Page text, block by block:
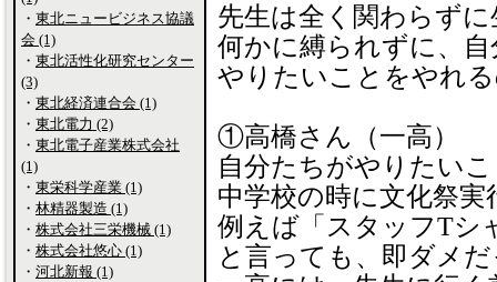
先生は全く関わらずに
何かに縛られずに、
やりたいことをやれ
①高橋さん（一高）
自分たちがやりたい
中学校の時に文化祭
例えば「スタッフTシ
と言っても、即ダメ
・ 東北ニュービジネス協議
会 (1)
・ 東北活性化研究センター
(3)
・ 東北経済連合会 (1)
・ 東北電力 (2)
・ 東北電子産業株式会社
(1)
・ 東栄科学産業 (1)
・ 林精器製造 (1)
・ 株式会社三栄機械 (1)
・ 株式会社悠心 (1)
・ 河北新報 (1)